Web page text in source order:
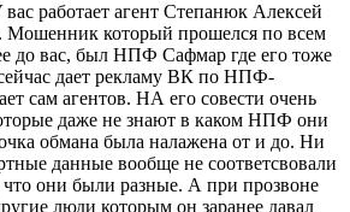
вас работает агент Степанюк Алексей
Мошенник который прошелся по всем
до вас, был НПФ Сафмар где его тоже
дает рекламу ВК по НПФ-
сам агентов. НА его совести очень
даже не знают в каком НПФ они
обмана была налажена от и до. Ни
данные вообще не соответсвовали
они были разные. А при прозвоне
люди которым он заранее давал